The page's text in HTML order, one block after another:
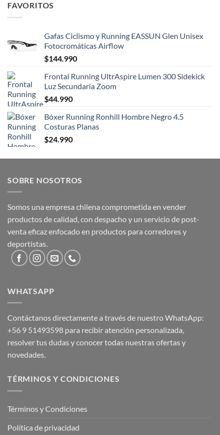
FAVORITOS
Gafas Ciclismo y Running EASSUN Glen Unisex
Fotocromáticas Airflow
$144.990
Frontal Running UltrAspire Lumen 300 Sidekick
Luz Secundaria Zoom
$44.990
Bóxer Running Ronhill Hombre Negro 4.5
Costuras Planas
$24.990
SOBRE NOSOTROS
Somos una empresa chilena comprometida en vender
productos de calidad, con despacho y un servicio de post-
venta eficaz enfocado en productos para corredores y
deportistas.
WHATSAPP
Contáctanos directamente a través de nuestro WhatsApp:
+56 9 51493598 para recibir atención personalizada,
resolver tus dudas y conocer todas nuestras ofertas y
novedades.
TÉRMINOS Y CONDICIONES
Términos y Condiciones
Política de privacidad